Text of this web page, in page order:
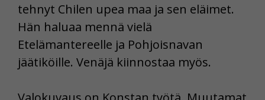
tehnyt Chilen upea maa ja sen eläimet.
Hän haluaa mennä vielä
Etelämantereelle ja Pohjoisnavan
jäätiköille. Venäjä kiinnostaa myös.